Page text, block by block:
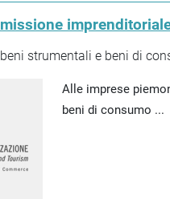
strumentali e beni di
Alle imprese
beni di consumo ...